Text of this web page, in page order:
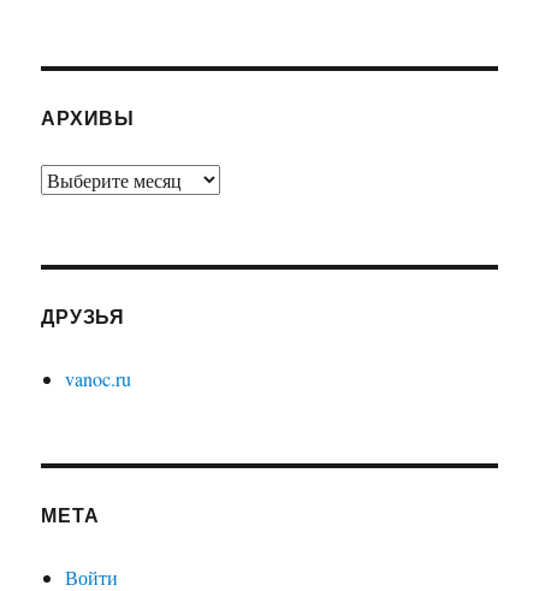
АРХИВЫ
Архивы
ДРУЗЬЯ
vanoc.ru
МЕТА
Войти